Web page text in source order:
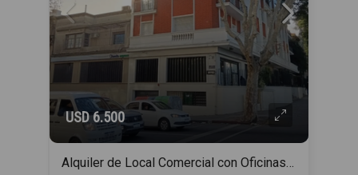
USD 6.500
Alquiler de Local Comercial con Oficinas sobre Bulevar Artigas Acceso Vehicular